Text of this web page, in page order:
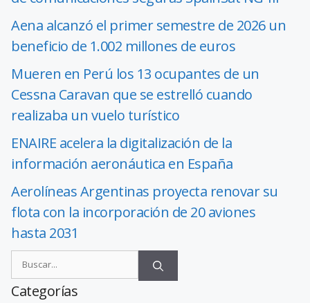
Aena alcanzó el primer semestre de 2026 un
beneficio de 1.002 millones de euros
Mueren en Perú los 13 ocupantes de un
Cessna Caravan que se estrelló cuando
realizaba un vuelo turístico
ENAIRE acelera la digitalización de la
información aeronáutica en España
Aerolíneas Argentinas proyecta renovar su
flota con la incorporación de 20 aviones
hasta 2031
Categorías